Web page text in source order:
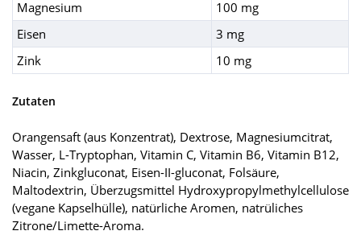
Magnesium
100 mg
Eisen
3 mg
Zink
10 mg
Zutaten
Orangensaft (aus Konzentrat), Dextrose, Magnesiumcitrat,
Wasser, L-Tryptophan, Vitamin C, Vitamin B6, Vitamin B12,
Niacin, Zinkgluconat, Eisen-II-gluconat, Folsäure,
Maltodextrin, Überzugsmittel Hydroxypropylmethylcellulose
(vegane Kapselhülle), natürliche Aromen, natrüliches
Zitrone/Limette-Aroma.